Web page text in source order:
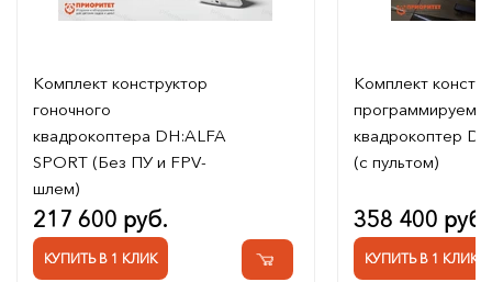
Комплект конструктор
гоночного
квадрокоптера DH:ALFA
SPORT (Без ПУ и FPV-
шлем)
217 600 руб.
КУПИТЬ В 1 КЛИК
Комплект
квадрокоптер
(с пультом)
358 400 руб.
КУПИТЬ В 1 КЛИК